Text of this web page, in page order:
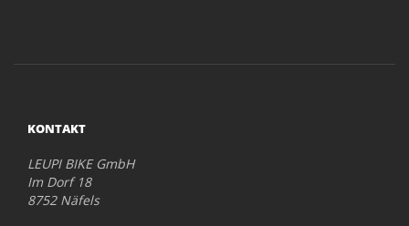
KONTAKT
LEUPI BIKE GmbH
Im Dorf 18
8752 Näfels